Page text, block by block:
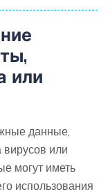
или
данные,
вирусов или
могут иметь
использования